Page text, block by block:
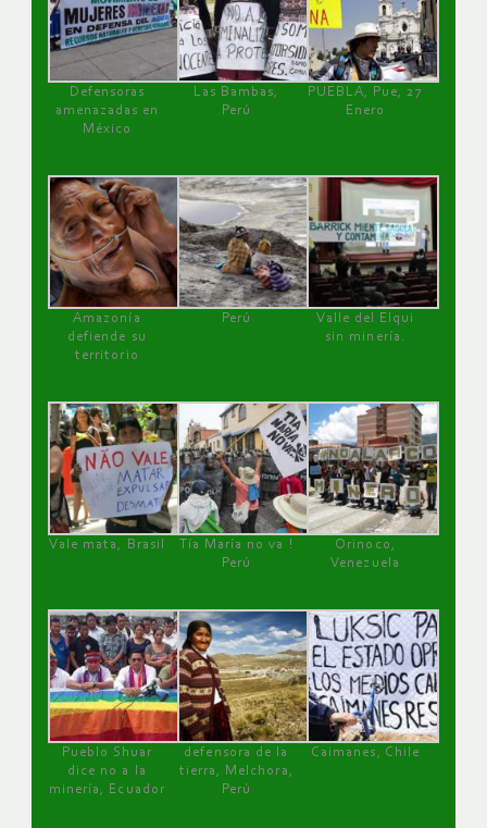
Defensoras
amenazadas en
México
Las Bambas,
Perú
PUEBLA, Pue, 27
Enero
Amazonía
defiende su
territorio
Perú
Valle del Elqui
sin minería.
Vale mata, Brasil
Tía María no va !
Perú
Orinoco,
Venezuela
Pueblo Shuar
dice no a la
minería, Ecuador
defensora de la
tierra, Melchora,
Perú
Caimanes, Chile